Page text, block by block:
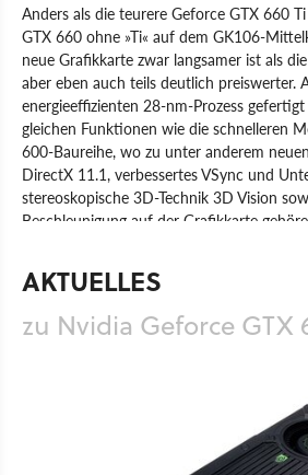
Anders als die teurere Geforce GTX 660
GTX 660 ohne »Ti« auf dem GK106-
neue Grafikkarte zwar langsamer ist als
aber eben auch teils deutlich preiswerter.
energieeffizienten 28-nm-Prozess
gleichen Funktionen wie die schnelleren
600-Baureihe, wo zu unter anderem
DirectX 11.1, verbessertes VSync und
stereoskopische 3D-Technik 3D Vision
Beschleunigung auf der Grafikkarte
Geforce GTX 660 über einen 2,0 GByte
mit effektiv 6.008 MHz betrieben wird.
AKTUELLES
zu Nvidia Geforce GTX